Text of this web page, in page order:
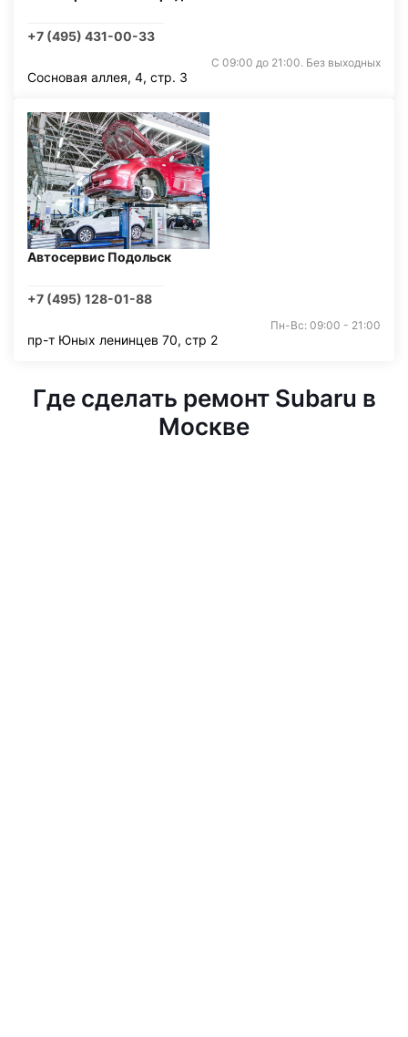
+7 (495) 431-00-33
С 09:00 до 21:00. Без выходных
Сосновая аллея, 4, стр. 3
Автосервис Подольск
+7 (495) 128-01-88
Пн-Вс: 09:00 - 21:00
пр-т Юных ленинцев 70, стр 2
Где сделать ремонт Subaru в
Москве